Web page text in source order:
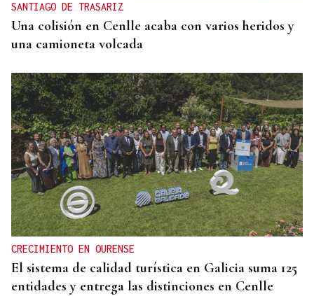
SANTIAGO DE TRASARIZ
Una colisión en Cenlle acaba con varios heridos y
una camioneta volcada
CRECIMIENTO EN OURENSE
El sistema de calidad turística en Galicia suma 125
entidades y entrega las distinciones en Cenlle